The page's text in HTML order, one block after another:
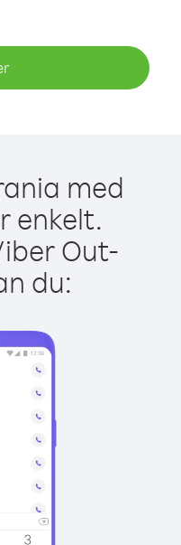
med
enkelt.
Out-
du: